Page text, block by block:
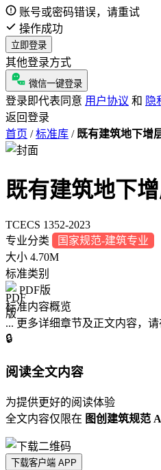
账号或密码错误，请重试
操作成功
立即登录
其他登录方式
微信一键登录
登录即代表同意 用户协议 和 隐
返回登录
首页 / 标准库 / 既有建筑地下增
既有建筑地下
TCECS 1352-2023
专业分类
国家规范-建筑专业
大小 4.70M
标准类别
PDF版
标准内容概览
... 更多详细章节及正文内容，请
🔒
阅读全文内容
为提供更好的阅读体验
全文内容仅限在 图创建筑规范
下载客户端 APP